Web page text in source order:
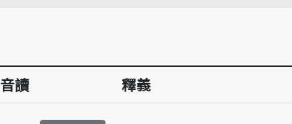
音讀 釋義